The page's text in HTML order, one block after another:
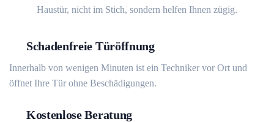
Haustür, nicht im Stich, sondern helfen Ihnen zügig.
Schadenfreie Türöffnung
Innerhalb von wenigen Minuten ist ein Techniker vor Ort und
öffnet Ihre Tür ohne Beschädigungen.
Kostenlose Beratung